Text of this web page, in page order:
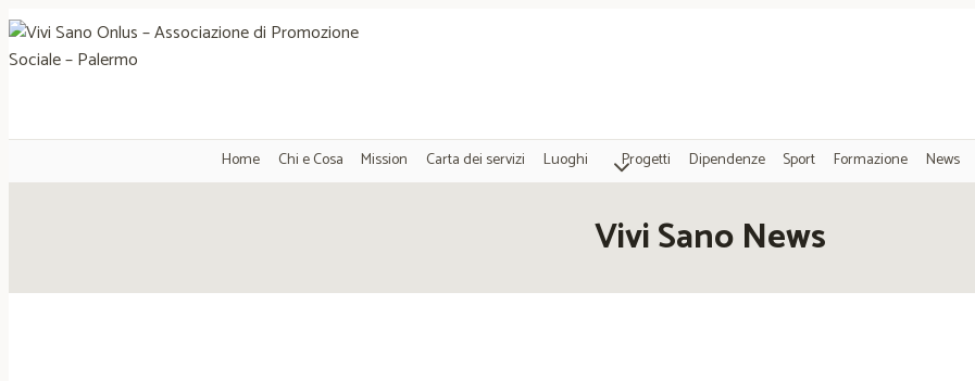
Salta
al
Home Chi e Cosa Mission Carta dei servizi Luoghi Progetti Dipendenze Sport Formazione News
Vivi Sano News